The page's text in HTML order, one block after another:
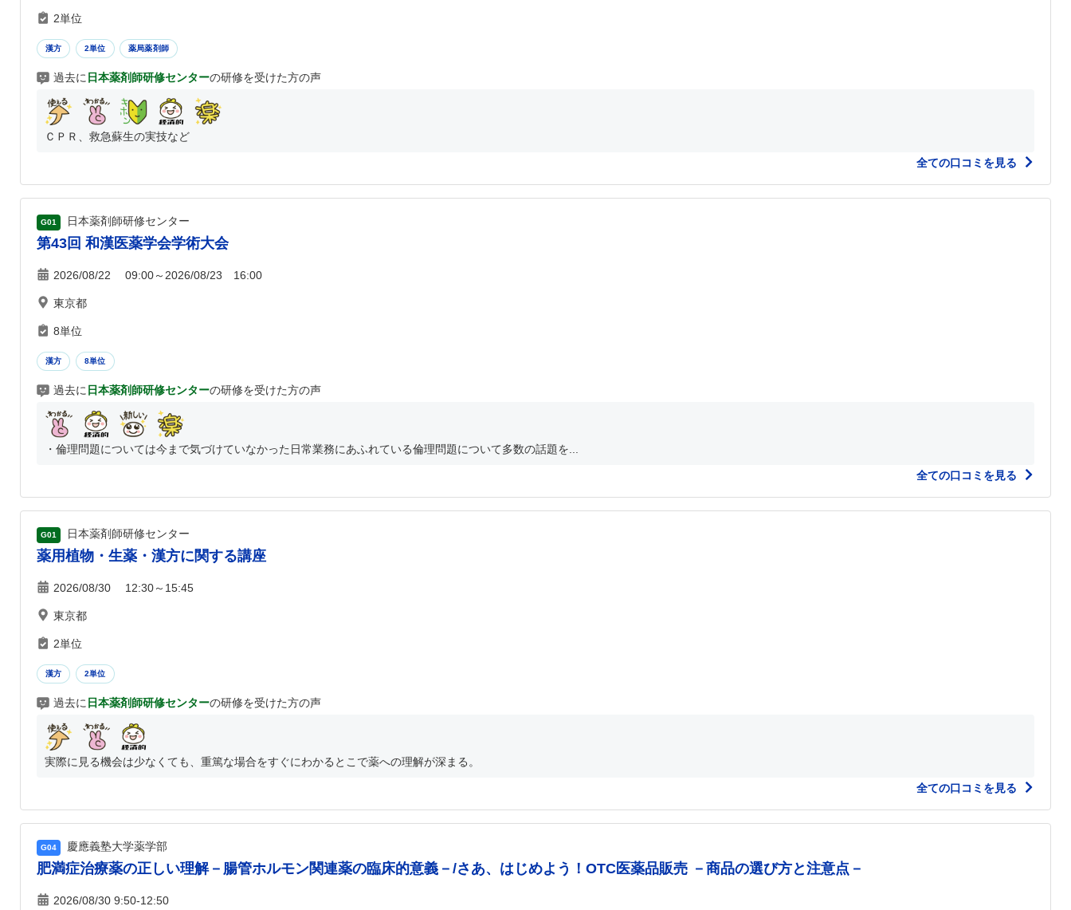
2単位
漢方 2単位 薬局薬剤師
過去に 日本薬剤師研修センターの研修を受けた方の声
ＣＰＲ、救急蘇生の実技など
全ての口コミを見る
G01 日本薬剤師研修センター
第43回 和漢医薬学会学術大会
2026/08/22 09:00～2026/08/23 16:00
東京都
8単位
漢方 8単位
過去に 日本薬剤師研修センターの研修を受けた方の声
・倫理問題については今まで気づけていなかった日常業務にあふれている倫理問題について多数の話題を...
全ての口コミを見る
G01 日本薬剤師研修センター
薬用植物・生薬・漢方に関する講座
2026/08/30 12:30～15:45
東京都
2単位
漢方 2単位
過去に 日本薬剤師研修センターの研修を受けた方の声
実際に見る機会は少なくても、重篤な場合をすぐにわかるとこで薬への理解が深まる。
全ての口コミを見る
G04 慶應義塾大学薬学部
肥満症治療薬の正しい理解－腸管ホルモン関連薬の臨床的意義－/さあ、はじめよう！OTC医薬品販売 －商品の選び方と注意点－
2026/08/30 9:50-12:50